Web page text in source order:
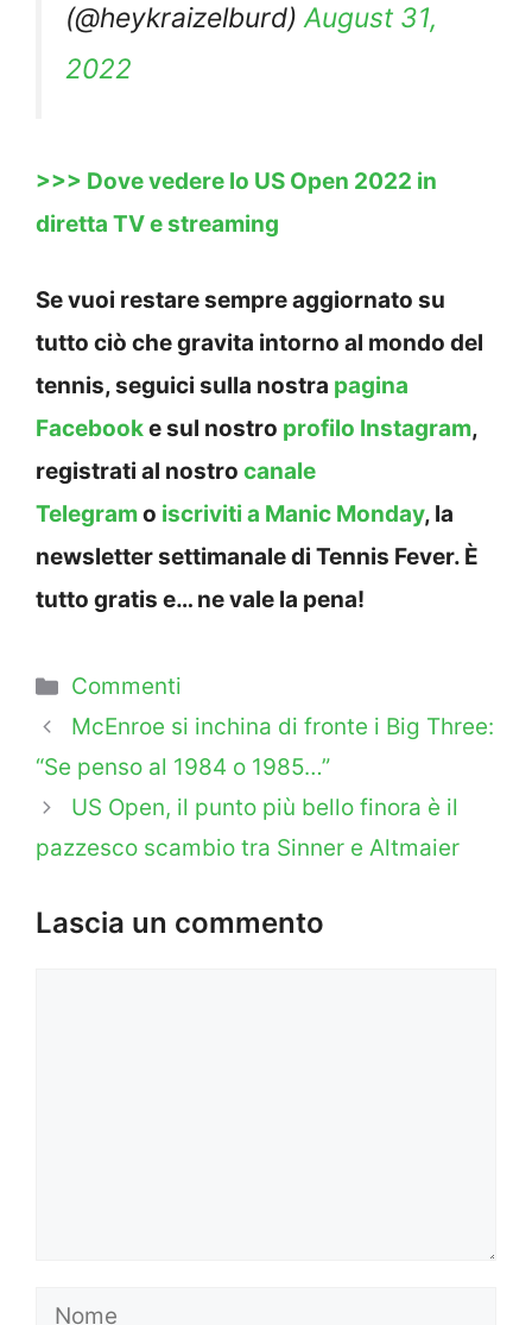
(@heykraizelburd)August 31,
2022
>>> Dove vedere lo US Open 2022 in
diretta TV e streaming
Se vuoi restare sempre aggiornato su
tutto ciò che gravita intorno al mondo del
tennis, seguici sulla nostra pagina
Facebooke sul nostro profilo Instagram,
registrati al nostro canale
Telegramo iscriviti a Manic Monday, la
newsletter settimanale di Tennis Fever. È
tutto gratis e… ne vale la pena!
Categorie
Commenti
McEnroe si inchina di fronte i Big Three:
“Se penso al 1984 o 1985…”
US Open, il punto più bello finora è il
pazzesco scambio tra Sinner e Altmaier
Lascia un commento
Nome